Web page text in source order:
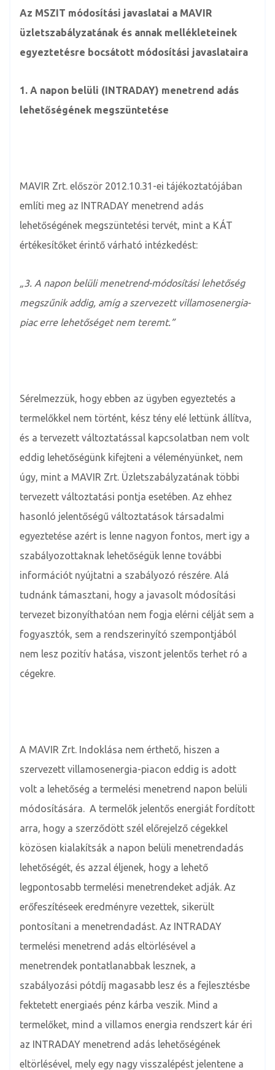
Az MSZIT módosítási javaslatai a MAVIR
üzletszabályzatának és annak mellékleteinek
egyeztetésre bocsátott módosítási javaslataira
1. A napon belüli (INTRADAY) menetrend adás
lehetőségének megszüntetése
MAVIR Zrt. először 2012.10.31-ei tájékoztatójában
említi meg az INTRADAY menetrend adás
lehetőségének megszüntetési tervét, mint a KÁT
értékesítőket érintő várható intézkedést:
„3. A napon belüli menetrend-módosítási lehetőség
megszűnik addig, amíg a szervezett villamosenergia-
piac erre lehetőséget nem teremt.”
Sérelmezzük, hogy ebben az ügyben egyeztetés a
termelőkkel nem történt, kész tény elé lettünk állítva,
és a tervezett változtatással kapcsolatban nem volt
eddig lehetőségünk kifejteni a véleményünket, nem
úgy, mint a MAVIR Zrt. Üzletszabályzatának többi
tervezett változtatási pontja esetében. Az ehhez
hasonló jelentőségű változtatások társadalmi
egyeztetése azért is lenne nagyon fontos, mert igy a
szabályozottaknak lehetőségük lenne további
információt nyújtatni a szabályozó részére. Alá
tudnánk támasztani, hogy a javasolt módosítási
tervezet bizonyíthatóan nem fogja elérni célját sem a
fogyasztók, sem a rendszerinyító szempontjából
nem lesz pozitív hatása, viszont jelentős terhet ró a
cégekre.
A MAVIR Zrt. Indoklása nem érthető, hiszen a
szervezett villamosenergia-piacon eddig is adott
volt a lehetőség a termelési menetrend napon belüli
módosítására. A termelők jelentős energiát fordított
arra, hogy a szerződött szél előrejelző cégekkel
közösen kialakítsák a napon belüli menetrendadás
lehetőségét, és azzal éljenek, hogy a lehető
legpontosabb termelési menetrendeket adják. Az
erőfeszítéseek eredményre vezettek, sikerült
pontosítani a menetrendadást. Az INTRADAY
termelési menetrend adás eltörlésével a
menetrendek pontatlanabbak lesznek, a
szabályozási pótdíj magasabb lesz és a fejlesztésbe
fektetett energiaés pénz kárba veszik. Mind a
termelőket, mind a villamos energia rendszert kár éri
az INTRADAY menetrend adás lehetőségének
eltörlésével, mely egy nagy visszalépést jelentene a